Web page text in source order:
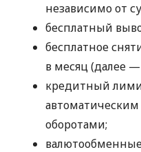
независимо от
бесплатный
бесплатное
в месяц (далее —
кредитный
автоматическим
оборотами;